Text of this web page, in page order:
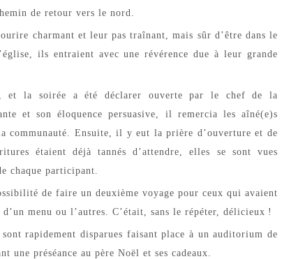
de retour vers le nord.
charmant et leur pas traînant, mais sûr d’être dans le
ils entraient avec une révérence due à leur grande
et la soirée a été déclarer ouverte par le chef de la
et son éloquence persuasive, il remercia les aîné(e)s
Ensuite, il y eut la prière d’ouverture et de
étaient déjà tannés d’attendre, elles se sont vues
chaque participant.
de faire un deuxième voyage pour ceux qui avaient
menu ou l’autres. C’était, sans le répéter, délicieux !
rapidement disparues faisant place à un auditorium de
une préséance au père Noël et ses cadeaux.